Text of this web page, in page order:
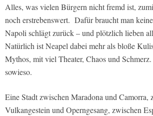
Alles, was vielen Bürgern nicht fremd ist,
noch erstrebenswert. Dafür braucht man
Napoli schlägt zurück – und plötzlich lieben
Natürlich ist Neapel dabei mehr als bloße
Mythos, mit viel Theater, Chaos und
sowieso.
Eine Stadt zwischen Maradona und Camorra,
Vulkangestein und Operngesang, zwischen